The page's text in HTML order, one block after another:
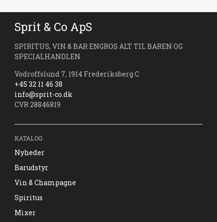
Sprit & Co ApS
SPIRITUS, VIN & BAR ENGROS ALT TIL BAREN OG
SPECIALHANDLEN
Vodroffslund 7, 1914 Frederiksberg C
+45 32 11 46 38
info@sprit-co.dk
CVR 28846819
KATALOG
Nyheder
Barudstyr
Vin & Champagne
Spiritus
Mixer